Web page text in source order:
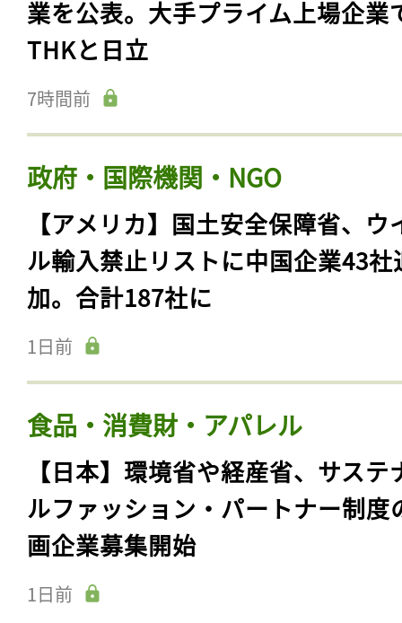
業を公表。大手プライム上場企業
THKと日立
7時間前
政府・国際機関・NGO
【アメリカ】国土安全保障省、ウ
ル輸入禁止リストに中国企業43社
加。合計187社に
1日前
食品・消費財・アパレル
【日本】環境省や経産省、サステ
ルファッション・パートナー制度
画企業募集開始
1日前